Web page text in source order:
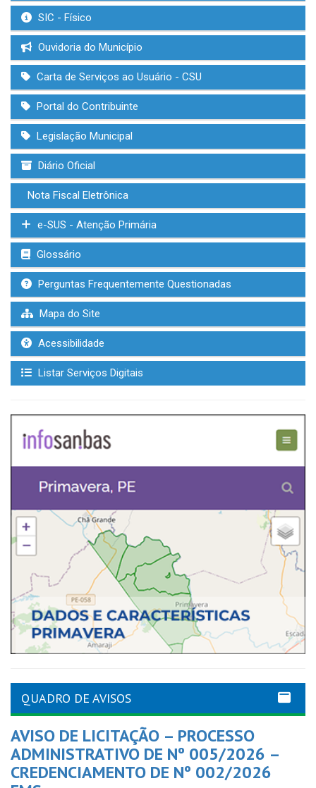
SIC - Físico
Ouvidoria do Município
Carta de Serviços ao Usuário - CSU
Portal do Contribuinte
Legislação Municipal
Diário Oficial
Nota Fiscal Eletrônica
e-SUS - Atenção Primária
Glossário
Perguntas Frequentemente Questionadas
Mapa do Site
Acessibilidade
Listar Serviços Digitais
QUADRO DE AVISOS
AVISO DE LICITAÇÃO – PROCESSO
ADMINISTRATIVO DE Nº 005/2026 –
CREDENCIAMENTO DE Nº 002/2026